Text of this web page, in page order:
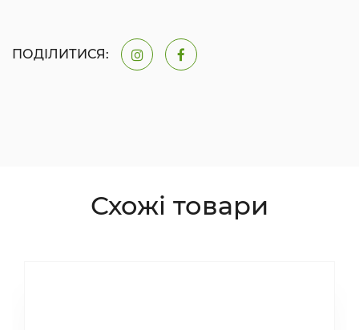
ПОДІЛИТИСЯ:
Схожі товари